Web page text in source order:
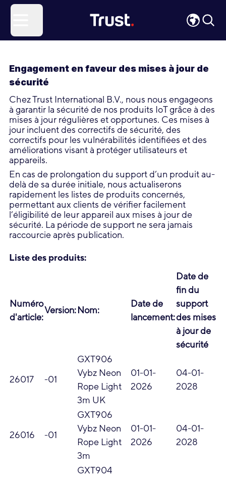
Engagement en faveur des mises à jour de
sécurité
Chez Trust International B.V., nous nous engageons
à garantir la sécurité de nos produits IoT grâce à des
mises à jour régulières et opportunes. Ces mises à
jour incluent des correctifs de sécurité, des
correctifs pour les vulnérabilités identifiées et des
améliorations visant à protéger utilisateurs et
appareils.
En cas de prolongation du support d’un produit au-
delà de sa durée initiale, nous actualiserons
rapidement les listes de produits concernés,
permettant aux clients de vérifier facilement
l’éligibilité de leur appareil aux mises à jour de
sécurité. La période de support ne sera jamais
raccourcie après publication.
Liste des produits:
Numéro
d'article:
Version: Nom:
Date de
lancement:
Date de
fin du
support
des mises
à jour de
sécurité
26017 -01
GXT906
Vybz Neon
Rope Light
3m UK
01-01-
2026
04-01-
2028
26016 -01
GXT906
Vybz Neon
Rope Light
3m
01-01-
2026
04-01-
2028
GXT904